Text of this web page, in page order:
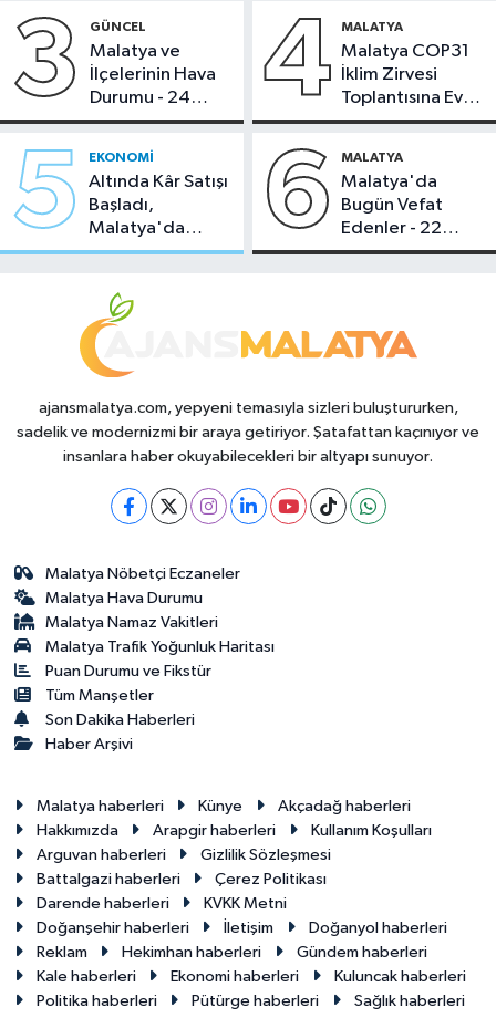
3 GÜNCEL
Malatya ve
İlçelerinin Hava
Durumu - 24
Temmuz 2026
4 MALATYA
Malatya COP31
İklim Zirvesi
Toplantısına Ev
Sahipliği Yaptı
5 EKONOMI
Altında Kâr Satışı
Başladı,
Malatya'da
Makas Ne
6 MALATYA
Malatya'da
Bugün Vefat
Edenler - 22
Temmuz 2026
ajansmalatya.com, yepyeni temasıyla sizleri buluştururken,
sadelik ve modernizmi bir araya getiriyor. Şatafattan kaçınıyor ve
insanlara haber okuyabilecekleri bir altyapı sunuyor.
Malatya Nöbetçi Eczaneler
Malatya Hava Durumu
Malatya Namaz Vakitleri
Malatya Trafik Yoğunluk Haritası
Puan Durumu ve Fikstür
Tüm Manşetler
Son Dakika Haberleri
Haber Arşivi
Malatya haberleri Künye
Akçadağ haberleri
Hakkımızda
Arapgir haberleri
Kullanım Koşulları
Arguvan haberleri
Gizlilik Sözleşmesi
Battalgazi haberleri
Çerez Politikası
Darende haberleri
KVKK Metni
Doğanşehir haberleri
İletişim
Doğanyol haberleri
Reklam
Hekimhan haberleri
Gündem haberleri
Kale haberleri
Ekonomi haberleri
Kuluncak haberleri
Politika haberleri
Pütürge haberleri
Sağlık haberleri